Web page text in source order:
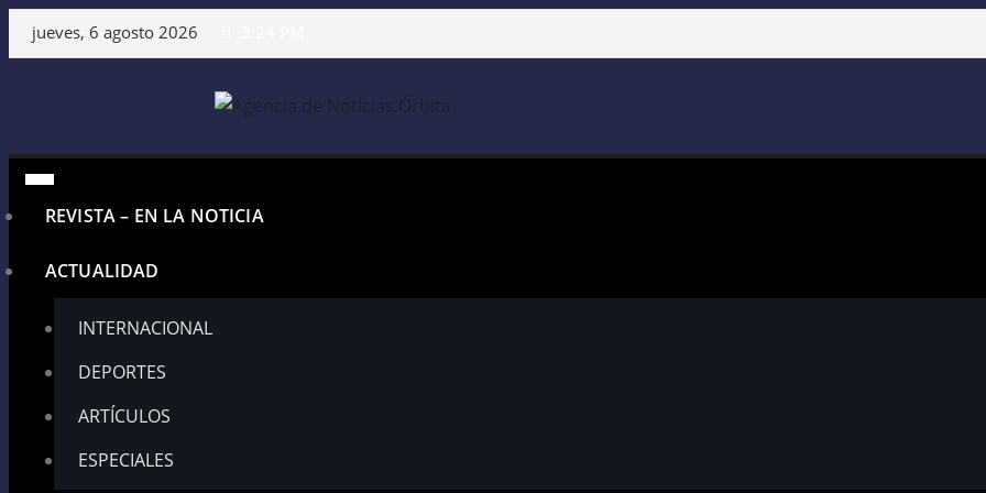
Saltar
al
jueves, 6 agosto 2026
REVISTA – EN LA NOTICIA
ACTUALIDAD
INTERNACIONAL
DEPORTES
ARTÍCULOS
ESPECIALES